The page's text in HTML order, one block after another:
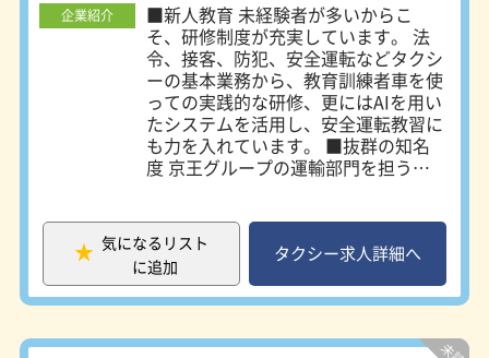
企業紹介
■新人教育 未経験者が多いからこ
そ、研修制度が充実しています。 法
令、接客、防犯、安全運転などタクシ
ーの基本業務から、教育訓練者車を使
っての実践的な研修、更にはAIを用い
たシステムを活用し、安全運転教習に
も力を入れています。 ■抜群の知名
度 京王グループの運輸部門を担う当
唯一のタクシー会社で、多くのお客様
のご要望にお応えしています。 ■平
均勤続年数：10年7ヶ月 業界トップク
ラスの平均勤続年数の長さを誇りま
きやすさの何よりの証です。 ■専用
気になるリスト
に追加
タクシー求人詳細へ